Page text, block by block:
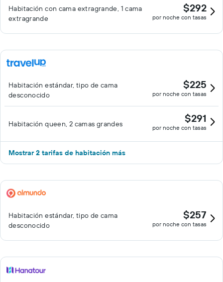
Habitación con cama extragrande, 1 cama
extragrande
$292
por noche con tasas
Habitación estándar, tipo de cama
desconocido
$225
por noche con tasas
Habitación queen, 2 camas grandes $291
por noche con tasas
Mostrar 2 tarifas de habitación más
Habitación estándar, tipo de cama
desconocido
$257
por noche con tasas